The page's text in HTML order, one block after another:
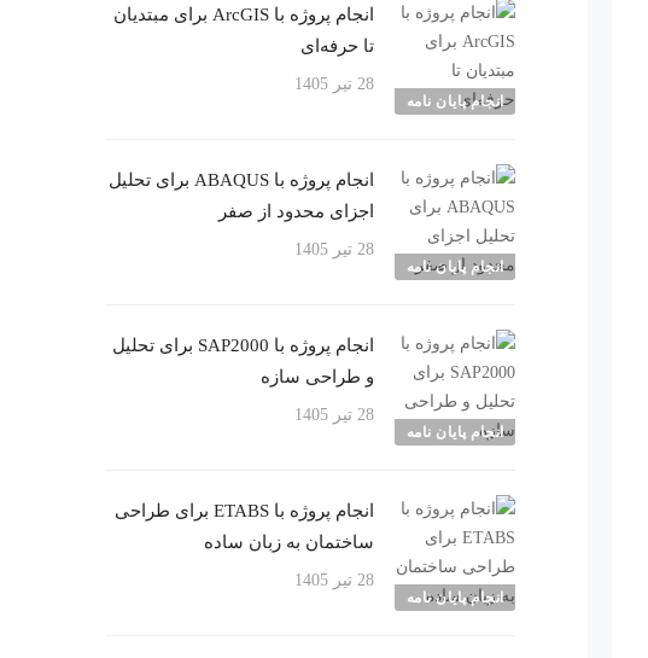
انجام پایان نامه
انجام پروژه با ArcGIS برای مبتدیان
تا حرفه‌ای
28 تیر 1405
انجام پایان نامه
انجام پروژه با ABAQUS برای تحلیل
اجزای محدود از صفر
28 تیر 1405
انجام پایان نامه
انجام پروژه با SAP2000 برای تحلیل
و طراحی سازه
28 تیر 1405
انجام پایان نامه
انجام پروژه با ETABS برای طراحی
ساختمان به زبان ساده
28 تیر 1405